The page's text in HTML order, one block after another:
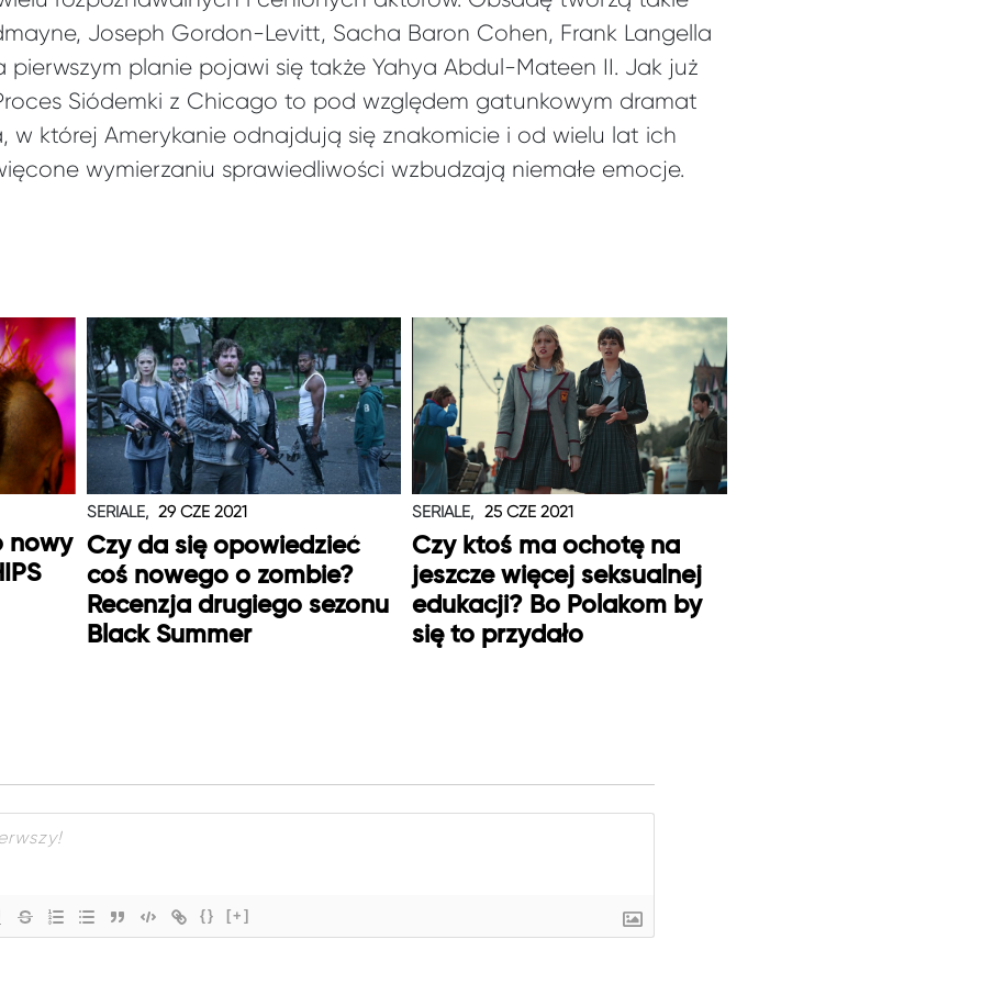
Joseph Gordon-Levitt, Sacha Baron Cohen, Frank Langella
pierwszym planie pojawi się także Yahya Abdul-Mateen II. Jak już
Siódemki z Chicago to pod względem gatunkowym dramat
w której Amerykanie odnajdują się znakomicie i od wielu lat ich
wymierzaniu sprawiedliwości wzbudzają niemałe emocje.
nowy
SERIALE, 29 CZE 2021
Czy da się opowiedzieć
coś nowego o zombie?
Recenzja drugiego sezonu
Black Summer
SERIALE, 25 CZE 2021
Czy ktoś ma ochotę na
jeszcze więcej seksualnej
edukacji? Bo Polakom by
się to przydało
{} [+]